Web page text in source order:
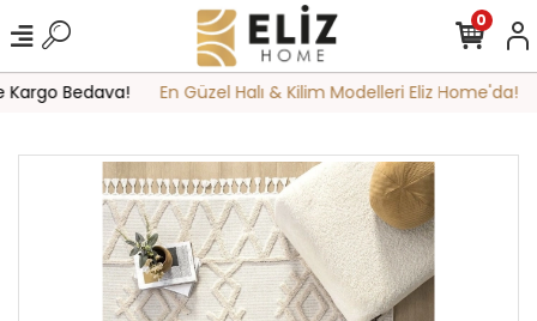
Bedava! En Güzel Halı & Kilim Modelleri Eliz Home'da!
0